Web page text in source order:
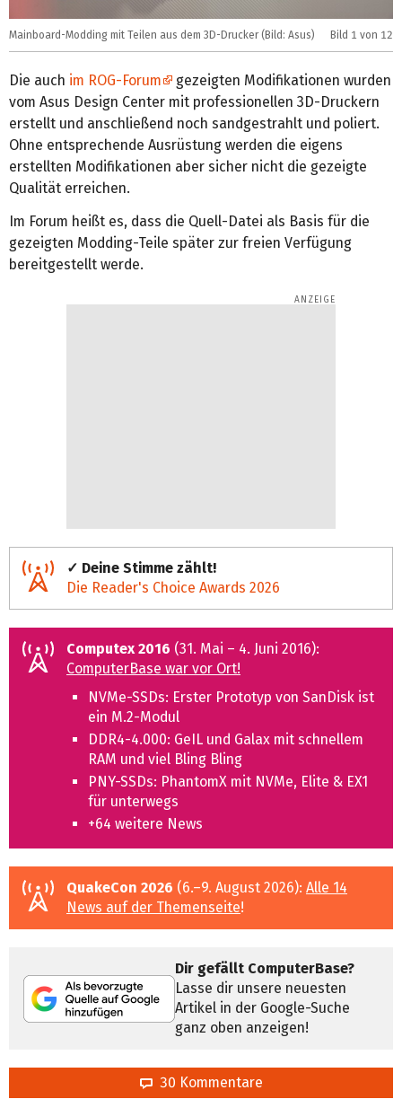
Mainboard-Modding mit Teilen aus dem 3D-Drucker (Bild: Asus) Bild 1 von 12
Die auch im ROG-Forum
gezeigten Modifikationen wurden
vom Asus Design Center mit professionellen 3D-Druckern
erstellt und anschließend noch sandgestrahlt und poliert.
Ohne entsprechende Ausrüstung werden die eigens
erstellten Modifikationen aber sicher nicht die gezeigte
Qualität erreichen.
Im Forum heißt es, dass die Quell-Datei als Basis für die
gezeigten Modding-Teile später zur freien Verfügung
bereitgestellt werde.
✓ Deine Stimme zählt!
Die Reader's Choice Awards 2026
Computex 2016 (31. Mai – 4. Juni 2016):
ComputerBase war vor Ort!
NVMe-SSDs: Erster Prototyp von SanDisk ist
ein M.2-Modul
DDR4-4.000: GeIL und Galax mit schnellem
RAM und viel Bling Bling
PNY-SSDs: PhantomX mit NVMe, Elite & EX1
für unterwegs
+64 weitere News
QuakeCon 2026 (6.–9. August 2026): Alle 14
News auf der Themenseite!
Dir gefällt ComputerBase?
Lasse dir unsere neuesten
Artikel in der Google-Suche
ganz oben anzeigen!
30 Kommentare